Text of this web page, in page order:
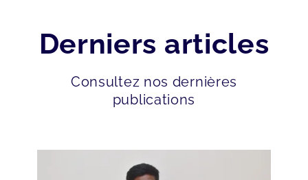
Derniers articles
Consultez nos dernières
publications